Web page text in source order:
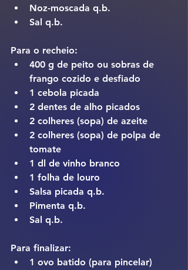
Noz-moscada q.b.
Sal q.b.
Para o recheio:
400 g de peito ou sobras de
frango cozido e desfiado
1 cebola picada
2 dentes de alho picados
2 colheres (sopa) de azeite
2 colheres (sopa) de polpa de
tomate
1 dl de vinho branco
1 folha de louro
Salsa picada q.b.
Pimenta q.b.
Sal q.b.
Para finalizar:
1 ovo batido (para pincelar)